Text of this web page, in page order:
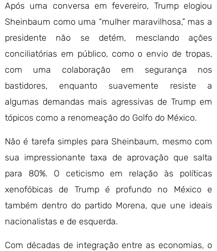
Após uma conversa em fevereiro, Trump elogiou
Sheinbaum como uma “mulher maravilhosa,” mas a
presidente não se detém, mesclando ações
conciliatórias em público, como o envio de tropas,
com uma colaboração em segurança nos
bastidores, enquanto suavemente resiste a
algumas demandas mais agressivas de Trump em
tópicos como a renomeação do Golfo do México.
Não é tarefa simples para Sheinbaum, mesmo com
sua impressionante taxa de aprovação que salta
para 80%. O ceticismo em relação às políticas
xenofóbicas de Trump é profundo no México e
também dentro do partido Morena, que une ideais
nacionalistas e de esquerda.
Com décadas de integração entre as economias, o